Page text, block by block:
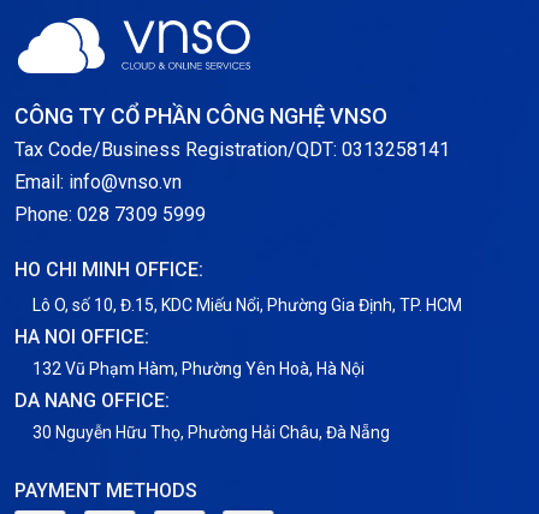
Server Windows
Notification
Thông tin chung
Tin tức
VNPT
CÔNG TY CỔ PHẦN CÔNG NGHỆ VNSO
Tax Code/Business Registration/QDT: 0313258141
Email: info@vnso.vn
Phone: 028 7309 5999
HO CHI MINH OFFICE:
Lô O, số 10, Đ.15, KDC Miếu Nổi, Phường Gia Định, TP. HCM
HA NOI OFFICE:
132 Vũ Phạm Hàm, Phường Yên Hoà, Hà Nội
DA NANG OFFICE:
30 Nguyễn Hữu Thọ, Phường Hải Châu, Đà Nẵng
PAYMENT METHODS